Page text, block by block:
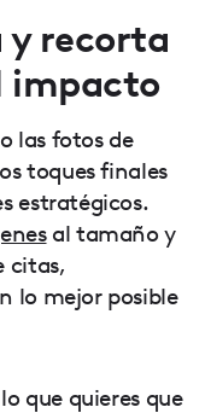
y recorta
impacto
las fotos de
toques finales
estratégicos.
al tamaño y
citas,
lo mejor posible
que quieres que